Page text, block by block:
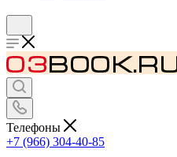
Телефоны
+7 (966) 304-40-85